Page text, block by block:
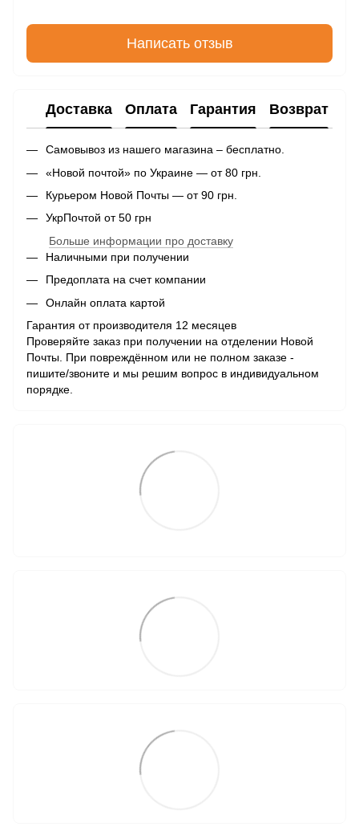
Написать отзыв
Доставка Оплата Гарантия Возврат
Самовывоз из нашего магазина – бесплатно.
«Новой почтой» по Украине — от 80 грн.
Курьером Новой Почты — от 90 грн.
УкрПочтой от 50 грн
Больше информации про доставку
Наличными при получении
Предоплата на счет компании
Онлайн оплата картой
Гарантия от производителя 12 месяцев
Проверяйте заказ при получении на отделении Новой
Почты. При повреждённом или не полном заказе -
пишите/звоните и мы решим вопрос в индивидуальном
порядке.